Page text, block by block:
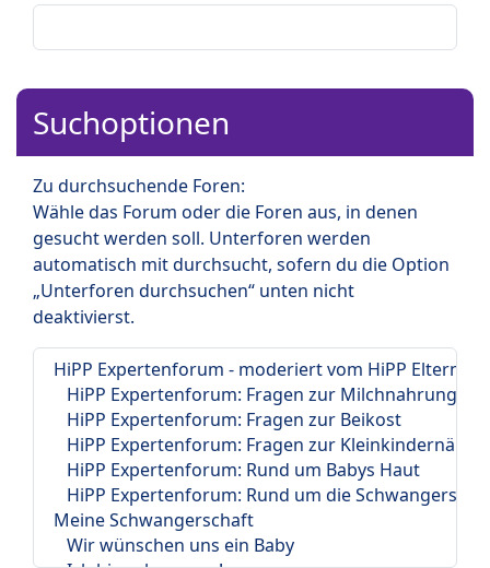
Suchoptionen
Zu durchsuchende Foren:
Wähle das Forum oder die Foren aus, in denen
gesucht werden soll. Unterforen werden
automatisch mit durchsucht, sofern du die Option
„Unterforen durchsuchen“ unten nicht
deaktivierst.